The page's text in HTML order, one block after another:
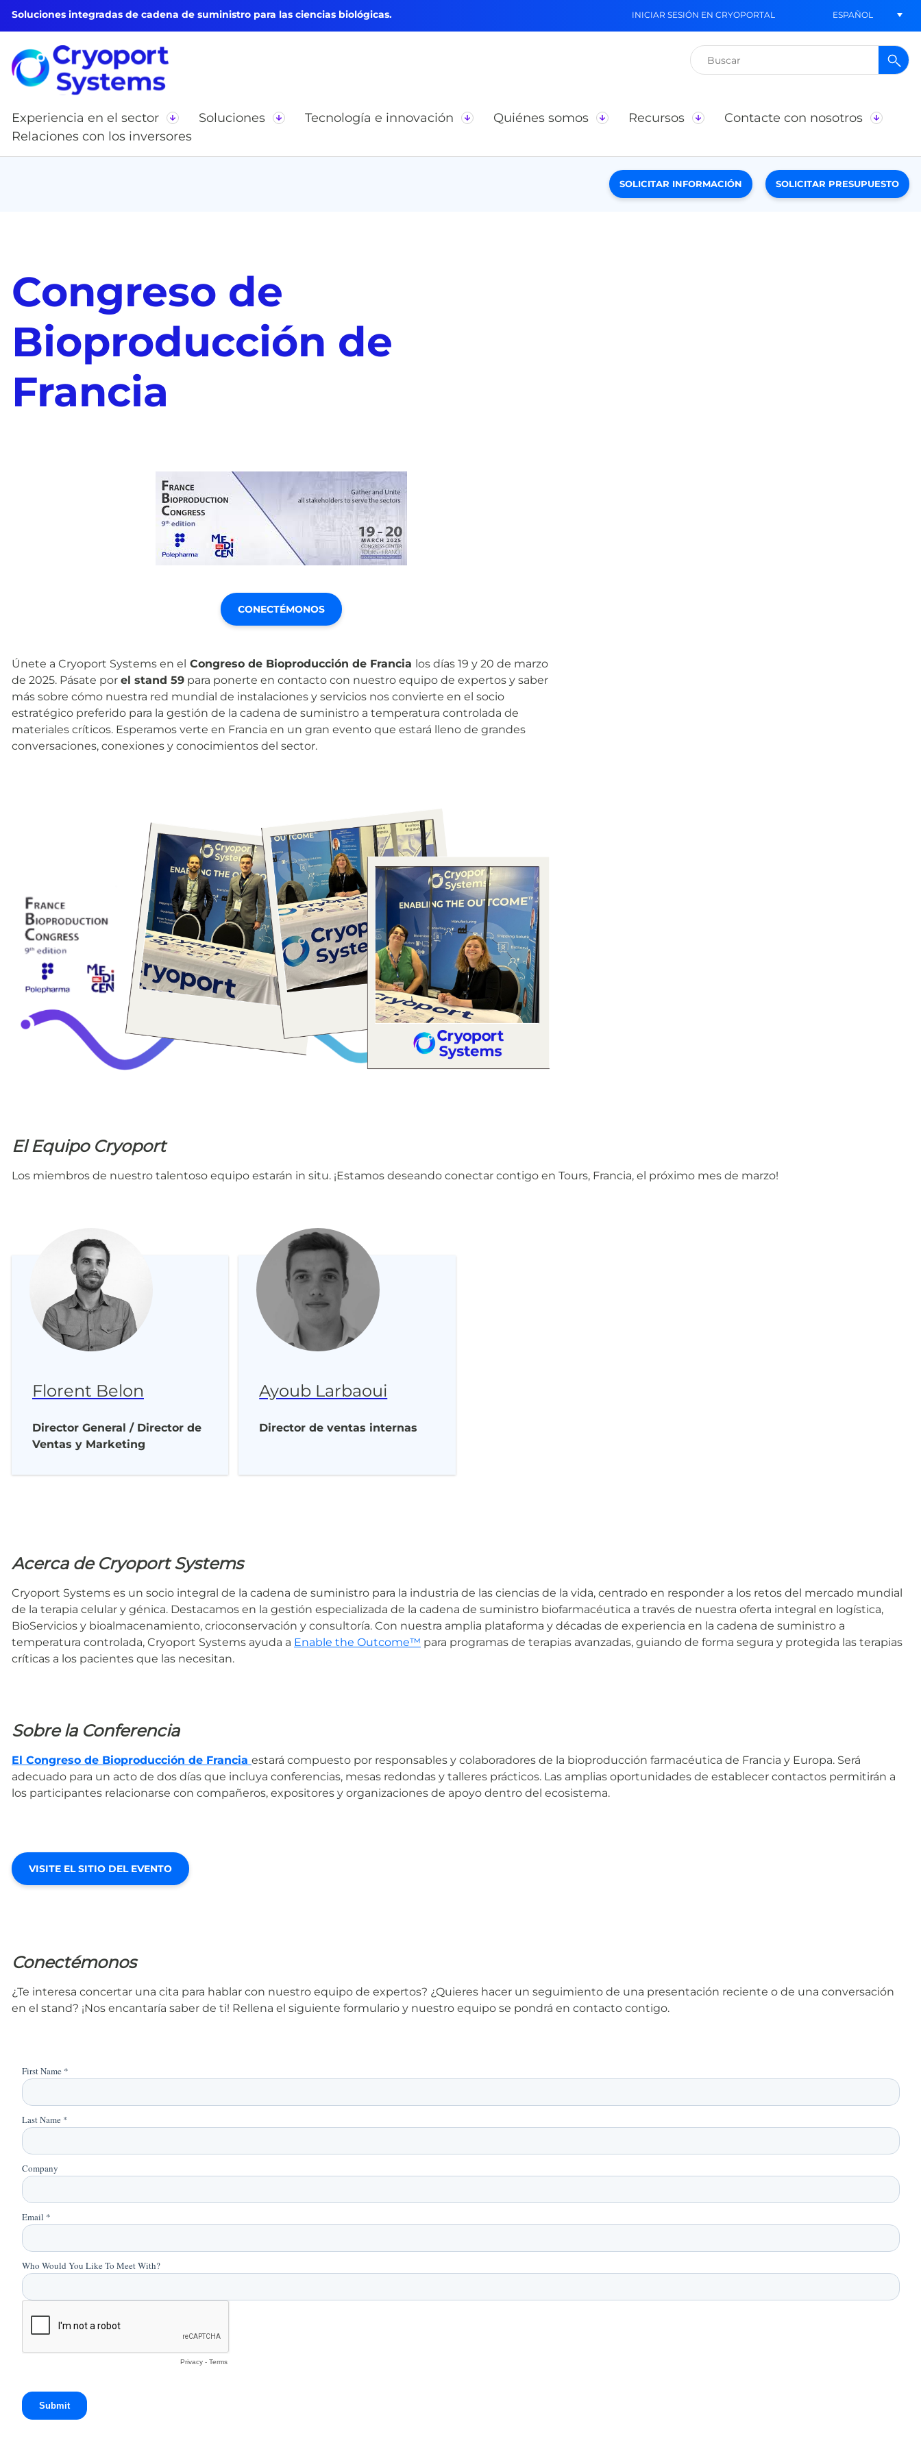
Soluciones integradas de cadena de suministro para las ciencias biológicas. INICIAR SESIÓN EN CRYOPORTAL ESPAÑOL
Buscar:
Experiencia en el sector Soluciones Tecnología e innovación Quiénes somos Recursos
Contacte con nosotros
Relaciones con los inversores
SOLICITAR INFORMACIÓN SOLICITAR PRESUPUESTO
Congreso de
Bioproducción de
Francia
CONECTÉMONOS
Únete a Cryoport Systems en el Congreso de Bioproducción de Francia los días 19 y 20 de marzo
de 2025. Pásate por el stand 59 para ponerte en contacto con nuestro equipo de expertos y saber
más sobre cómo nuestra red mundial de instalaciones y servicios nos convierte en el socio
estratégico preferido para la gestión de la cadena de suministro a temperatura controlada de
materiales críticos. Esperamos verte en Francia en un gran evento que estará lleno de grandes
conversaciones, conexiones y conocimientos del sector.
El Equipo Cryoport
Los miembros de nuestro talentoso equipo estarán in situ. ¡Estamos deseando conectar contigo en Tours, Francia, el próximo mes de marzo!
Florent Belon
Director General / Director de
Ventas y Marketing
Ayoub Larbaoui
Director de ventas internas
Acerca de Cryoport Systems
Cryoport Systems es un socio integral de la cadena de suministro para la industria de las ciencias de la vida, centrado en responder a los retos del mercado mundial
de la terapia celular y génica. Destacamos en la gestión especializada de la cadena de suministro biofarmacéutica a través de nuestra oferta integral en logística,
BioServicios y bioalmacenamiento, crioconservación y consultoría. Con nuestra amplia plataforma y décadas de experiencia en la cadena de suministro a
temperatura controlada, Cryoport Systems ayuda a Enable the Outcome™ para programas de terapias avanzadas, guiando de forma segura y protegida las terapias
críticas a los pacientes que las necesitan.
Sobre la Conferencia
El Congreso de Bioproducción de Francia estará compuesto por responsables y colaboradores de la bioproducción farmacéutica de Francia y Europa. Será
adecuado para un acto de dos días que incluya conferencias, mesas redondas y talleres prácticos. Las amplias oportunidades de establecer contactos permitirán a
los participantes relacionarse con compañeros, expositores y organizaciones de apoyo dentro del ecosistema.
VISITE EL SITIO DEL EVENTO
Conectémonos
¿Te interesa concertar una cita para hablar con nuestro equipo de expertos? ¿Quieres hacer un seguimiento de una presentación reciente o de una conversación
en el stand? ¡Nos encantaría saber de ti! Rellena el siguiente formulario y nuestro equipo se pondrá en contacto contigo.